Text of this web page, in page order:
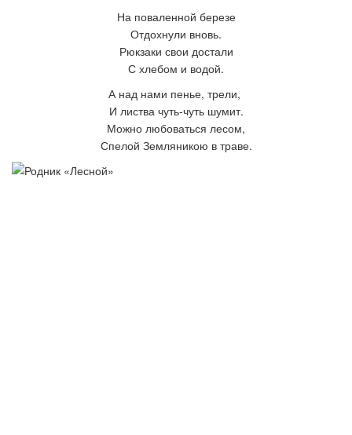
На поваленной березе
Отдохнули вновь.
Рюкзаки свои достали
С хлебом и водой.
А над нами пенье, трели,
И листва чуть-чуть шумит.
Можно любоваться лесом,
Спелой Земляникою в траве.